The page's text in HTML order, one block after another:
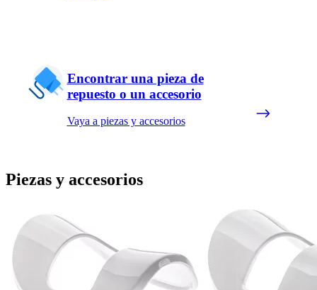
Encontrar una pieza de
repuesto o un accesorio
Vaya a piezas y accesorios
Piezas y accesorios